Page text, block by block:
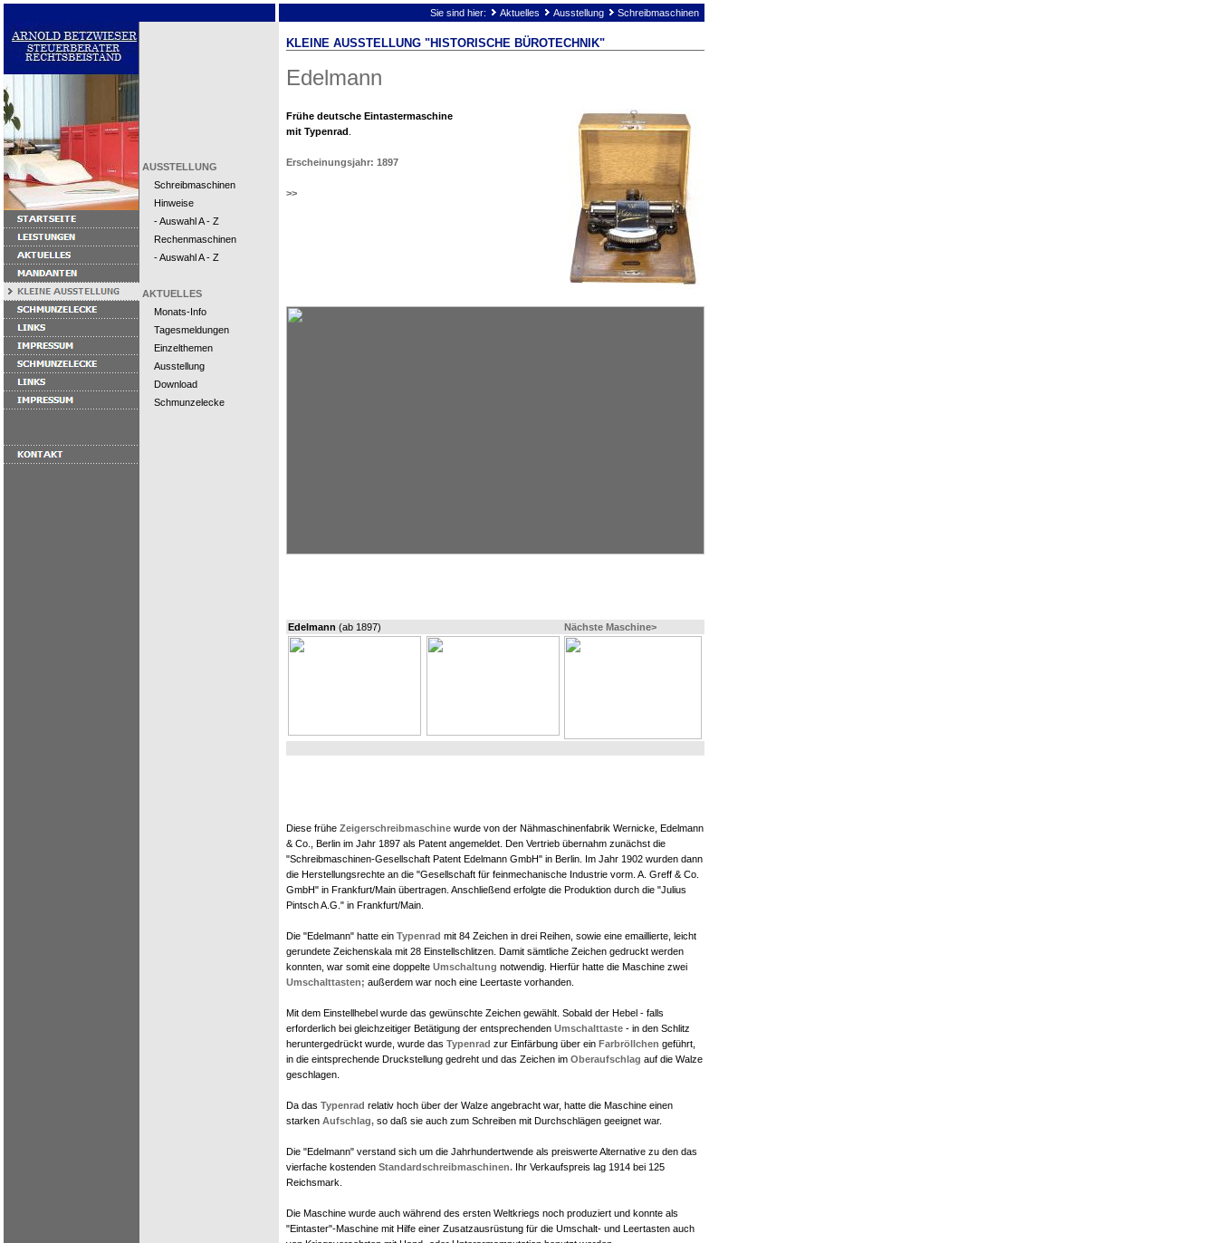
Sie sind hier: Aktuelles Ausstellung Schreibmaschinen
AUSSTELLUNG
Schreibmaschinen
Hinweise
- Auswahl A - Z
Rechenmaschinen
- Auswahl A - Z
AKTUELLES
Monats-Info
Tagesmeldungen
Einzelthemen
Ausstellung
Download
Schmunzelecke
KLEINE AUSSTELLUNG "HISTORISCHE BÜROTECHNIK"
Edelmann
Frühe deutsche Eintastermaschine
mit Typenrad
Erscheinungsjahr: 1897
>>
Edelmann (ab 1897) Nächste Maschine>
Diese frühe Zeigerschreibmaschine wurde von der Nähmaschinenfabrik Wernicke, Edelmann
& Co., Berlin im Jahr 1897 als Patent angemeldet. Den Vertrieb übernahm zunächst die
"Schreibmaschinen-Gesellschaft Patent Edelmann GmbH" in Berlin. Im Jahr 1902 wurden dann
die Herstellungsrechte an die "Gesellschaft für feinmechanische Industrie vorm. A. Greff & Co.
GmbH" in Frankfurt/Main übertragen. Anschließend erfolgte die Produktion durch die "Julius
Pintsch A.G." in Frankfurt/Main.
Die "Edelmann" hatte ein Typenrad mit 84 Zeichen in drei Reihen, sowie eine emaillierte, leicht
gerundete Zeichenskala mit 28 Einstellschlitzen. Damit sämtliche Zeichen gedruckt werden
konnten, war somit eine doppelte Umschaltung notwendig. Hierfür hatte die Maschine zwei
Umschalttasten; außerdem war noch eine Leertaste vorhanden.
Mit dem Einstellhebel wurde das gewünschte Zeichen gewählt. Sobald der Hebel - falls
erforderlich bei gleichzeitiger Betätigung der entsprechenden Umschalttaste - in den Schlitz
heruntergedrückt wurde, wurde das Typenrad zur Einfärbung über ein Farbröllchen geführt,
in die eintsprechende Druckstellung gedreht und das Zeichen im Oberaufschlag auf die Walze
geschlagen.
Da das Typenrad relativ hoch über der Walze angebracht war, hatte die Maschine einen
starken Aufschlag, so daß sie auch zum Schreiben mit Durchschlägen geeignet war.
Die "Edelmann" verstand sich um die Jahrhundertwende als preiswerte Alternative zu den das
vierfache kostenden Standardschreibmaschinen. Ihr Verkaufspreis lag 1914 bei 125
Reichsmark.
Die Maschine wurde auch während des ersten Weltkriegs noch produziert und konnte als
"Eintaster"-Maschine mit Hilfe einer Zusatzausrüstung für die Umschalt- und Leertasten auch